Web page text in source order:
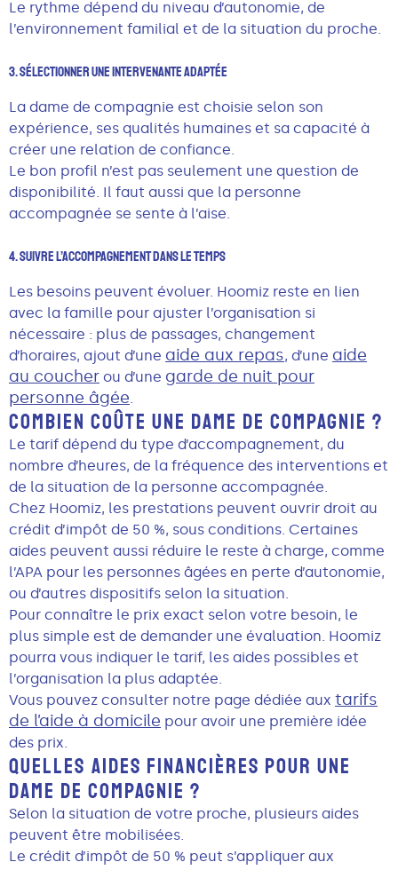
Le rythme dépend du niveau d’autonomie, de
l’environnement familial et de la situation du proche.
3. Sélectionner Une Intervenante Adaptée
La dame de compagnie est choisie selon son
expérience, ses qualités humaines et sa capacité à
créer une relation de confiance.
Le bon profil n’est pas seulement une question de
disponibilité. Il faut aussi que la personne
accompagnée se sente à l’aise.
4. Suivre L’accompagnement Dans Le Temps
Les besoins peuvent évoluer. Hoomiz reste en lien
avec la famille pour ajuster l’organisation si
nécessaire : plus de passages, changement
d’horaires, ajout d’une aide aux repas, d’une aide
au coucher ou d’une garde de nuit pour
personne âgée.
COMBIEN COÛTE UNE DAME DE COMPAGNIE ?
Le tarif dépend du type d’accompagnement, du
nombre d’heures, de la fréquence des interventions et
de la situation de la personne accompagnée.
Chez Hoomiz, les prestations peuvent ouvrir droit au
crédit d’impôt de 50 %, sous conditions. Certaines
aides peuvent aussi réduire le reste à charge, comme
l’APA pour les personnes âgées en perte d’autonomie,
ou d’autres dispositifs selon la situation.
Pour connaître le prix exact selon votre besoin, le
plus simple est de demander une évaluation. Hoomiz
pourra vous indiquer le tarif, les aides possibles et
l’organisation la plus adaptée.
Vous pouvez consulter notre page dédiée aux tarifs
de l’aide à domicile pour avoir une première idée
des prix.
QUELLES AIDES FINANCIÈRES POUR UNE
DAME DE COMPAGNIE ?
Selon la situation de votre proche, plusieurs aides
peuvent être mobilisées.
Le crédit d’impôt de 50 % peut s’appliquer aux